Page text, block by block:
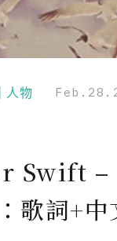
物
Swift –
歌詞+中